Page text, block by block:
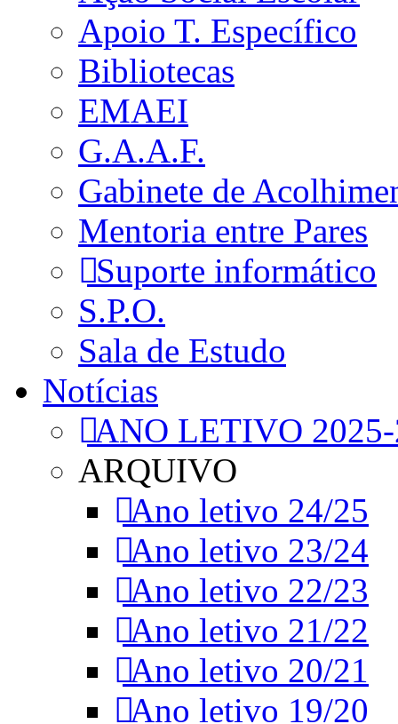
Apoio T. Específico
Bibliotecas
EMAEI
G.A.A.F.
Gabinete de
Mentoria entre Pares
Suporte informático
S.P.O.
Sala de Estudo
Notícias
ANO LETIVO
ARQUIVO
Ano letivo 24/25
Ano letivo 23/24
Ano letivo 22/23
Ano letivo 21/22
Ano letivo 20/21
Ano letivo 19/20